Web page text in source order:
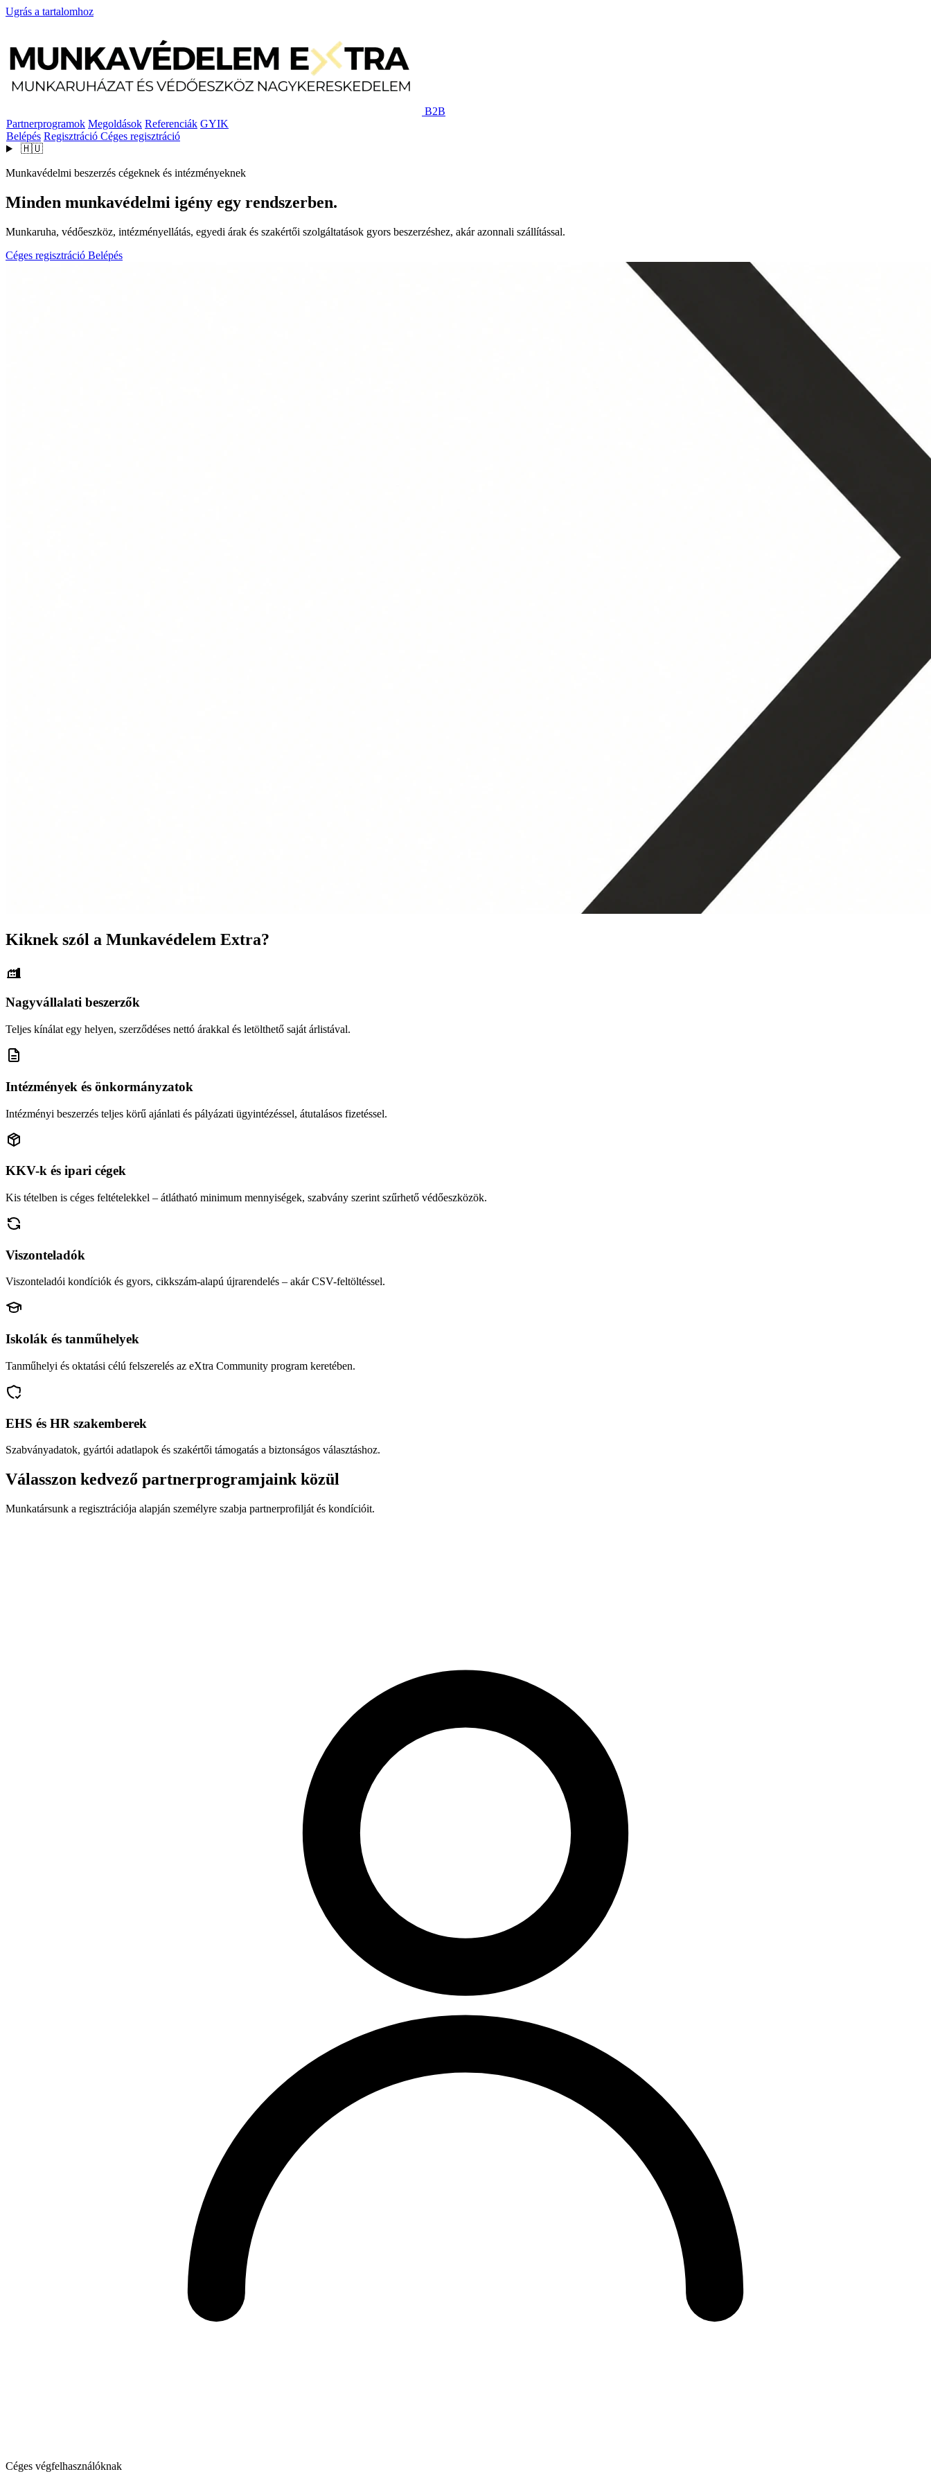
Ugrás a tartalomhoz
B2B
Partnerprogramok Megoldások Referenciák GYIK
Belépés Regisztráció Céges regisztráció
🇭🇺
Munkavédelmi beszerzés cégeknek és intézményeknek
Minden munkavédelmi igény egy rendszerben.
Munkaruha, védőeszköz, intézményellátás, egyedi árak és szakértői szolgáltatások gyors beszerzéshez, akár azonnali szállítással.
Céges regisztráció Belépés
Kiknek szól a Munkavédelem Extra?
Nagyvállalati beszerzők
Teljes kínálat egy helyen, szerződéses nettó árakkal és letölthető saját árlistával.
Intézmények és önkormányzatok
Intézményi beszerzés teljes körű ajánlati és pályázati ügyintézéssel, átutalásos fizetéssel.
KKV-k és ipari cégek
Kis tételben is céges feltételekkel – átlátható minimum mennyiségek, szabvány szerint szűrhető védőeszközök.
Viszonteladók
Viszonteladói kondíciók és gyors, cikkszám-alapú újrarendelés – akár CSV-feltöltéssel.
Iskolák és tanműhelyek
Tanműhelyi és oktatási célú felszerelés az eXtra Community program keretében.
EHS és HR szakemberek
Szabványadatok, gyártói adatlapok és szakértői támogatás a biztonságos választáshoz.
Válasszon kedvező partnerprogramjaink közül
Munkatársunk a regisztrációja alapján személyre szabja partnerprofilját és kondícióit.
Céges végfelhasználóknak